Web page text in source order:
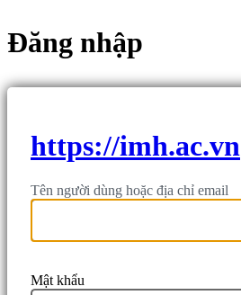
Đăng nhập
https://imh.ac.vn
Tên người dùng hoặc địa chỉ email
Mật khẩu